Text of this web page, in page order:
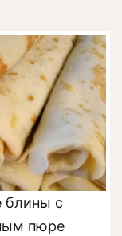
блины с
пюре